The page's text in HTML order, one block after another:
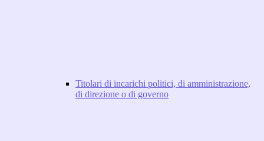
Titolari di incarichi politici, di amministrazione,
di direzione o di governo